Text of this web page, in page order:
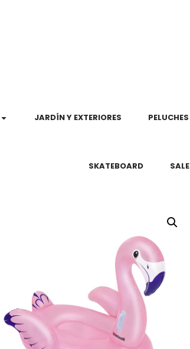
JARDÍN Y EXTERIORES PELUCHES
SKATEBOARD SALE